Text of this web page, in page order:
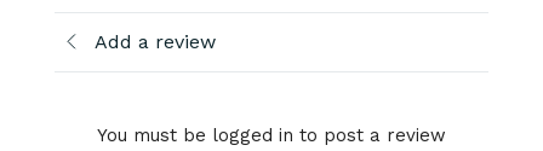
Add a review
You must be logged in to post a review